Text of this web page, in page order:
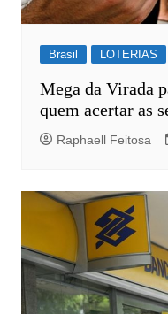
Brasil LOTERIAS
Mega da Virada
quem acertar as
Raphaell Feitosa